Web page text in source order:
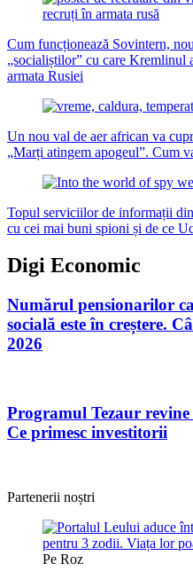
Cum funcționează Sovintern,
„socialiștilor” cu care Kremlinul
armata Rusiei
Un nou val de aer african va
„Marți atingem apogeul”. Cum
Topul serviciilor de informații
cu cei mai buni spioni și de ce
Digi Economic
Numărul pensionarilor
socială este în creștere.
2026
Programul Tezaur
Ce primesc investitorii
Partenerii noștri
Pe Roz